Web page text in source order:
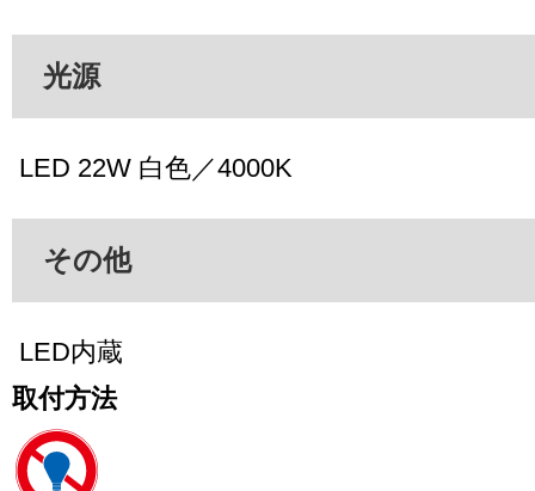
光源
LED 22W 白色／4000K
その他
LED内蔵
取付方法